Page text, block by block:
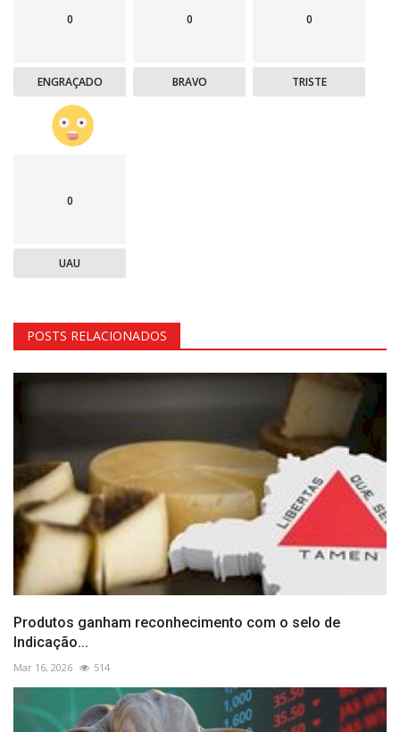
0
ENGRAÇADO
0
BRAVO
0
TRISTE
0
UAU
POSTS RELACIONADOS
Produtos ganham reconhecimento com o selo de
Indicação...
Mar 16, 2026 514